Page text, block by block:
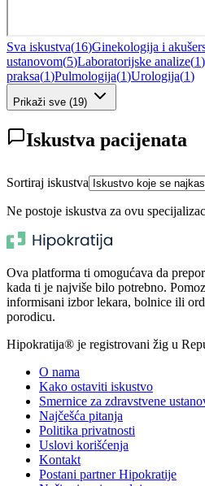
Sva iskustva(16)Ginekologija i
ustanovom(5)Laboratorijske analize(1)
praksa(1)Pulmologija(1)Urologija(1)
Prikaži sve (19)
Iskustva pacijenata
Sortiraj iskustva
Ne postoje iskustva za ovu
Ova platforma ti omogućava da
kada ti je najviše bilo potrebno.
informisani izbor lekara, bolnice ili
porodicu.
Hipokratija® je registrovani žig u
O nama
Kako ostaviti iskustvo
Smernice za zdravstvene
Najčešća pitanja
Politika privatnosti
Uslovi korišćenja
Kontakt
Postani partner Hipokratije